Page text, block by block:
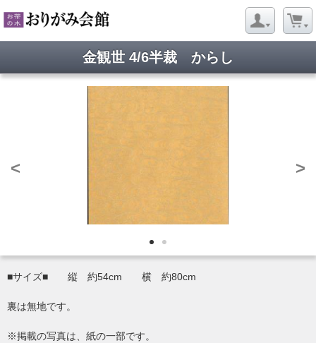
金観世 4/6半裁 からし
< >
■サイズ■ 縦 約54cm 横 約80cm
裏は無地です。
※掲載の写真は、紙の一部です。